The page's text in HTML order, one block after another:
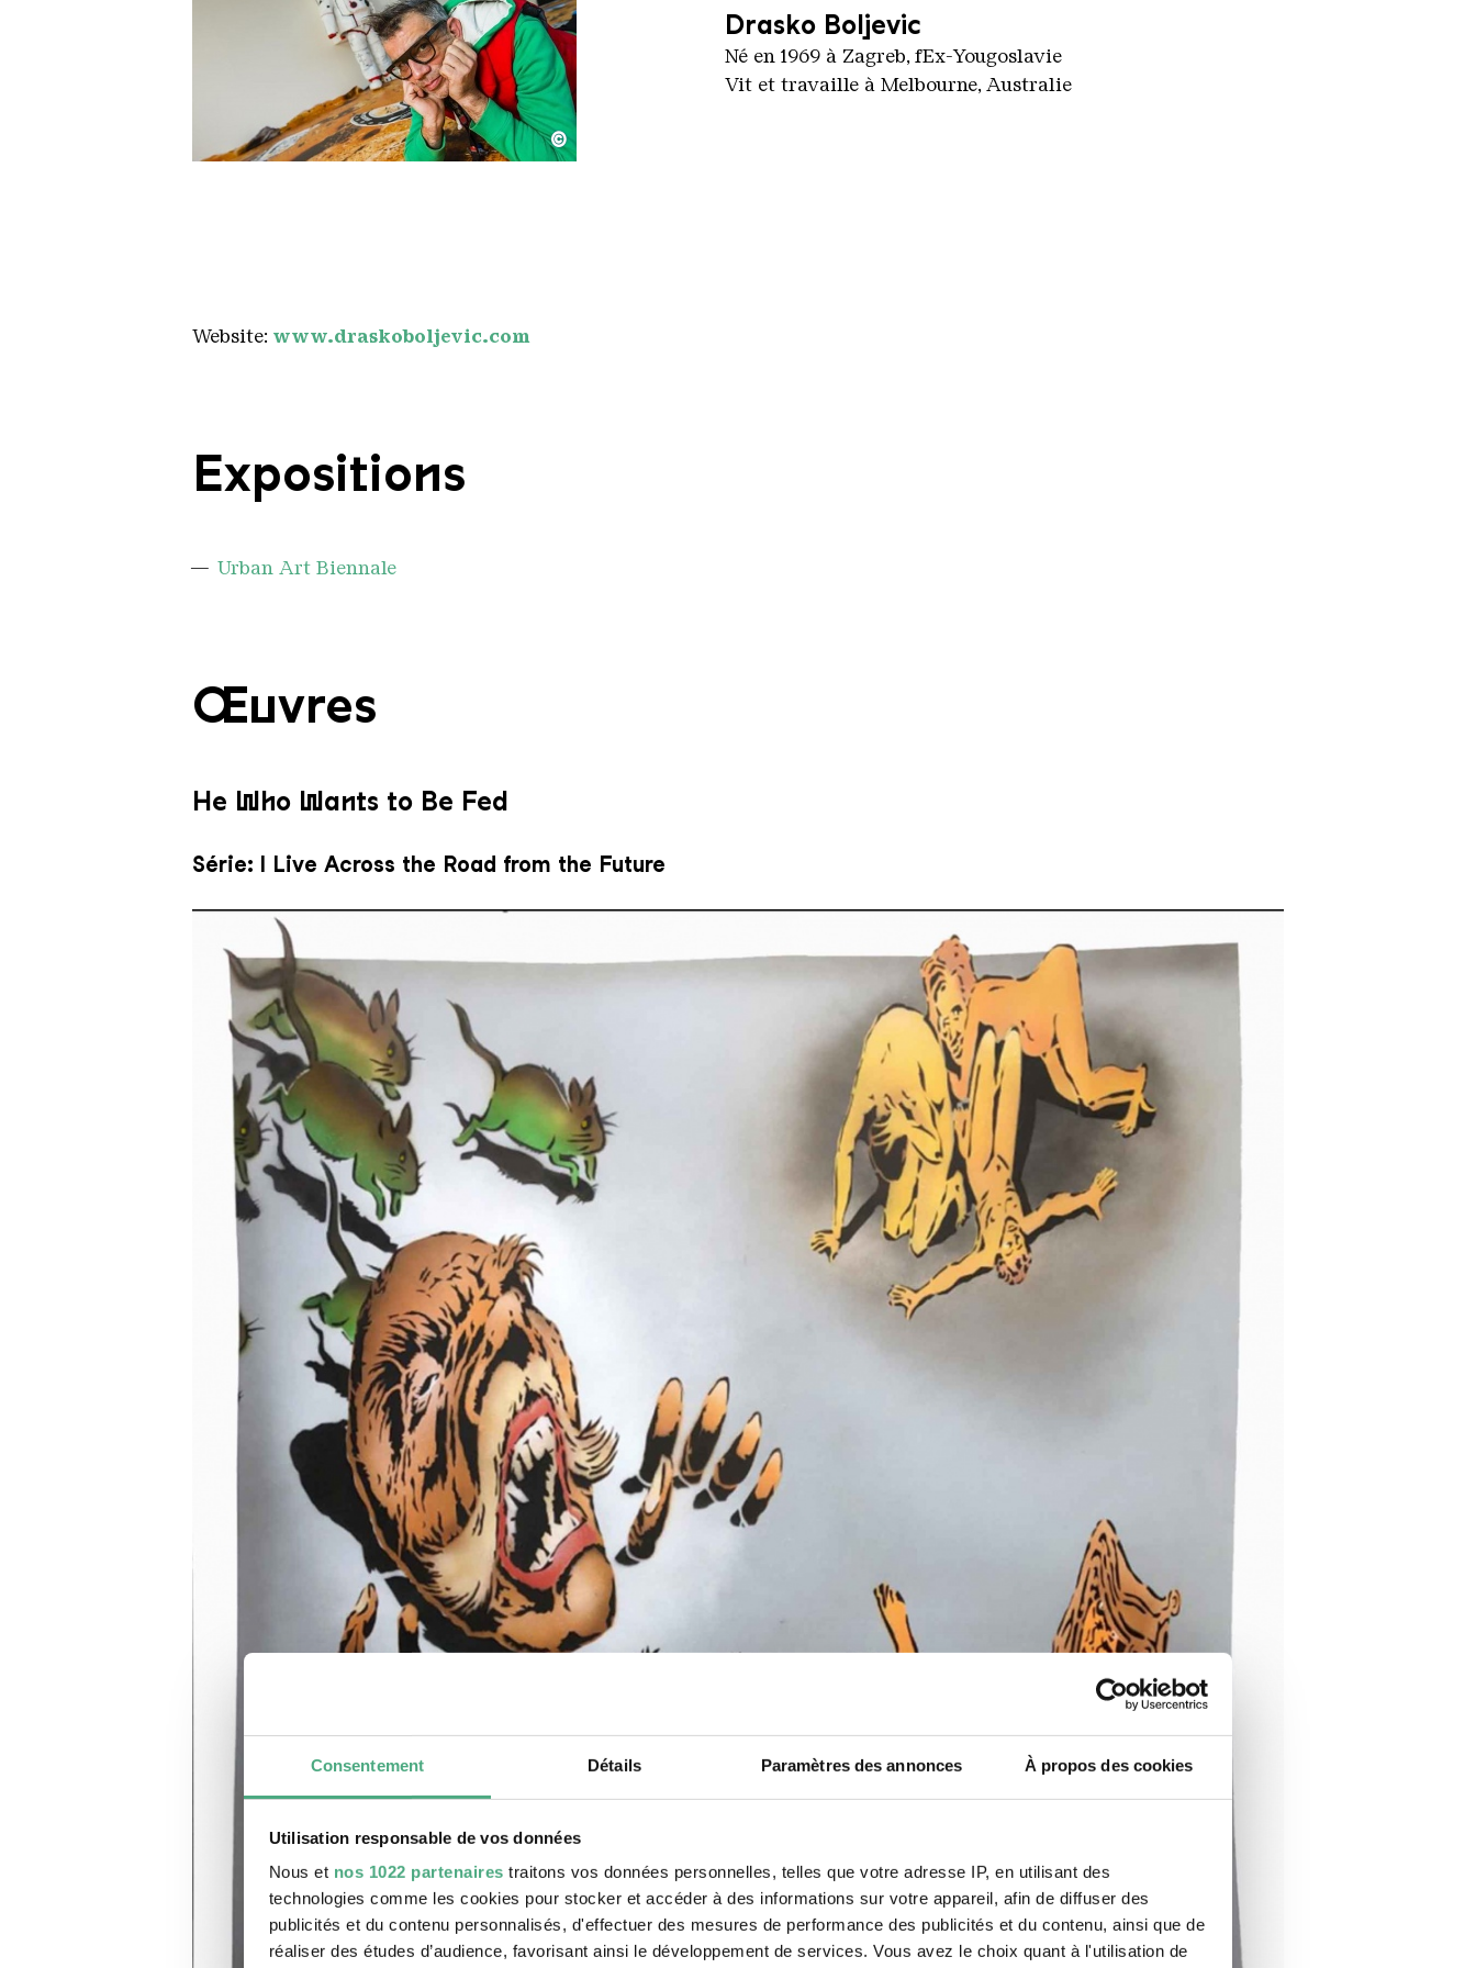
Consentement Détails Paramètres des annonces À propos des cookies
Utilisation responsable de vos données
Nous et nos 1022 partenaires traitons vos données personnelles, telles que votre adresse IP, en utilisant des
technologies comme les cookies pour stocker et accéder à des informations sur votre appareil, afin de diffuser des
publicités et du contenu personnalisés, d'effectuer des mesures de performance des publicités et du contenu, ainsi que de
réaliser des études d’audience, favorisant ainsi le développement de services. Vous avez le choix quant à l'utilisation de
Drasko Boljevic Picture by Valeriu Campan
Copyright: Valeriu-Campan
©
Drasko Boljevic
Né en 1969 à Zagreb, fEx-Yougoslavie
Vit et travaille à Melbourne, Australie
Website: www.draskoboljevic.com
Expositions
Urban Art Biennale
Œuvres
He Who Wants to Be Fed
Série: I Live Across the Road from the Future